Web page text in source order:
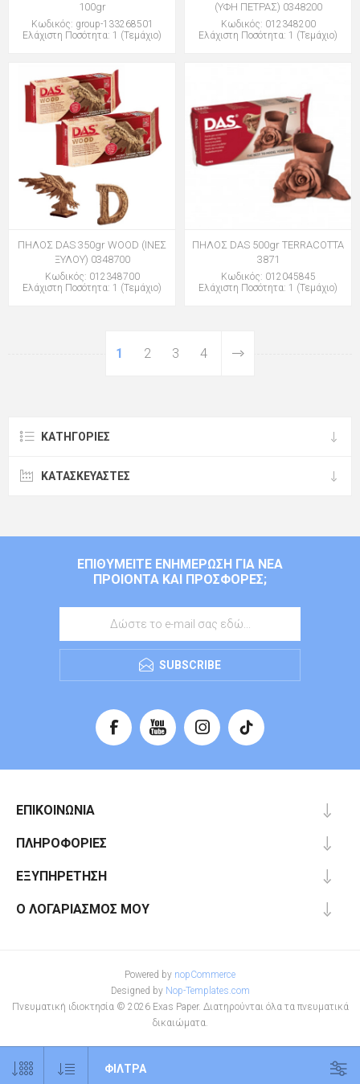
ΦΊΛΤΡΑ
100gr
Κωδικός: group-133268501
Ελάχιστη Ποσότητα: 1 (Τεμάχιο)
(ΥΦΗ ΠΕΤΡΑΣ) 0348200
Κωδικός: 012348200
Ελάχιστη Ποσότητα: 1 (Τεμάχιο)
ΠΗΛΟΣ DAS 350gr WOOD (ΙΝΕΣ
ΞΥΛΟΥ) 0348700
Κωδικός: 012348700
Ελάχιστη Ποσότητα: 1 (Τεμάχιο)
ΠΗΛΟΣ DAS 500gr TERRACOTTA
3871
Κωδικός: 012045845
Ελάχιστη Ποσότητα: 1 (Τεμάχιο)
1 2 3 4
ΚΑΤΗΓΟΡΊΕΣ
ΚΑΤΑΣΚΕΥΑΣΤΈΣ
ΕΠΙΘΥΜΕΊΤΕ ΕΝΗΜΈΡΩΣΗ ΓΙΑ ΝΈΑ
ΠΡΟΙΌΝΤΑ ΚΑΙ ΠΡΟΣΦΟΡΈΣ;
SUBSCRIBE
ΕΠΙΚΟΙΝΩΝΊΑ
ΠΛΗΡΟΦΟΡΊΕΣ
ΕΞΥΠΗΡΈΤΗΣΗ
Ο ΛΟΓΑΡΙΑΣΜΌΣ ΜΟΥ
Powered by nopCommerce
Designed by Nop-Templates.com
Πνευματική ιδιοκτησία © 2026 Exas Paper. Διατηρούνται όλα τα πνευματικά
δικαιώματα.